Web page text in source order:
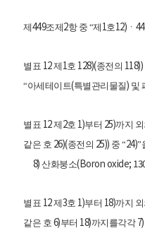
제449조제2항 중 “제 1호12) ㆍ
별표 12제 1호 128)(종전의 118))
“아세테이트(특별관리물질) 및
별표 12제 2호 1)부터 25)까지
같은 호 26)(종전의 25)) 중 “24)”
8)산화붕소(Boron oxide;
별표 12제3호 1)부터 18)까지
같은 호 6)부터 18)까지를각각7)